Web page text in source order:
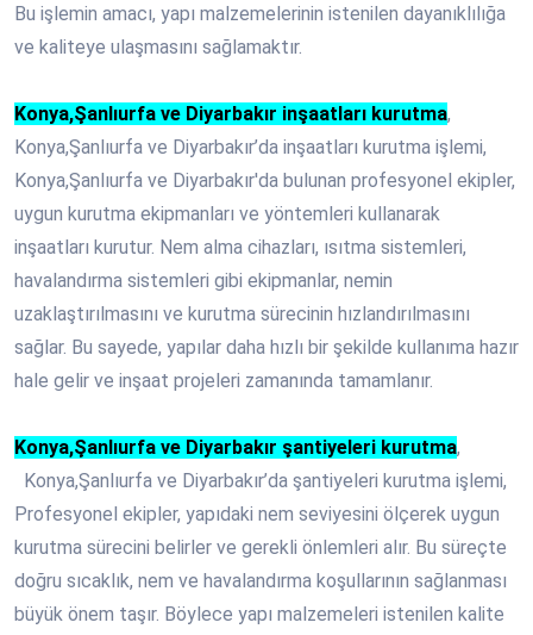
Bu işlemin amacı, yapı malzemelerinin istenilen dayanıklılığa
ve kaliteye ulaşmasını sağlamaktır.
Konya,Şanlıurfa ve Diyarbakır inşaatları kurutma,
Konya,Şanlıurfa ve Diyarbakır’da inşaatları kurutma işlemi,
Konya,Şanlıurfa ve Diyarbakır'da bulunan profesyonel ekipler,
uygun kurutma ekipmanları ve yöntemleri kullanarak
inşaatları kurutur. Nem alma cihazları, ısıtma sistemleri,
havalandırma sistemleri gibi ekipmanlar, nemin
uzaklaştırılmasını ve kurutma sürecinin hızlandırılmasını
sağlar. Bu sayede, yapılar daha hızlı bir şekilde kullanıma hazır
hale gelir ve inşaat projeleri zamanında tamamlanır.
Konya,Şanlıurfa ve Diyarbakır şantiyeleri kurutma,
Konya,Şanlıurfa ve Diyarbakır’da şantiyeleri kurutma işlemi,
Profesyonel ekipler, yapıdaki nem seviyesini ölçerek uygun
kurutma sürecini belirler ve gerekli önlemleri alır. Bu süreçte
doğru sıcaklık, nem ve havalandırma koşullarının sağlanması
büyük önem taşır. Böylece yapı malzemeleri istenilen kalite